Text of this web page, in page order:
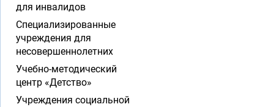
для инвалидов
Специализированные
учреждения для
несовершеннолетних
Учебно-методический
центр «Детство»
Учреждения социальной